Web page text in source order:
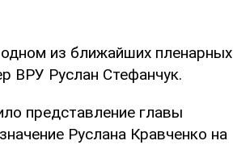
из ближайших пленарных
ВРУ Руслан Стефанчук.
представление главы
Руслана Кравченко на